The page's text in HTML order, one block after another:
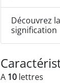
Découvrez la
signification
A 10 lettres